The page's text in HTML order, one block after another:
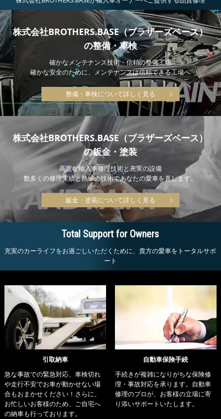
株式会社BROTHERS.BASE（ブラザーズベース）
の整備・車検
確かなメンテナンス技術・信頼の整備工場
確かな安全のために、メンテナンスは信頼できる工場へ
整備・車検について詳しく見る
株式会社BROTHERS.BASE（ブラザーズベース）
の鈑金・塗装
高度な輸入車修理技術と充実の設備
数多くの修理実績と熟練の技術であなたの愛車を直します。
鈑金・塗装について詳しく見る
Total Support for Owners
充実のカーライフをお過ごしいただくために、貴方の愛車をトータルサポ
ート
引取納車
急な事故での緊急対応、車検切れ
や走行不安でお車が動かせない場
合もおまかせください！さらに、
お忙しいお客様のため、ご自宅へ
の納車も行っております。
自動車保険手続
手続きが複雑になりがちな保険修
理・事故対応を承ります。自動車
修理のプロが、お客様の立場に寄
り添いサポートいたします。